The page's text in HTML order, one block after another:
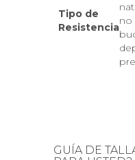
Tipo de
Resistencia
no
GUÍA DE